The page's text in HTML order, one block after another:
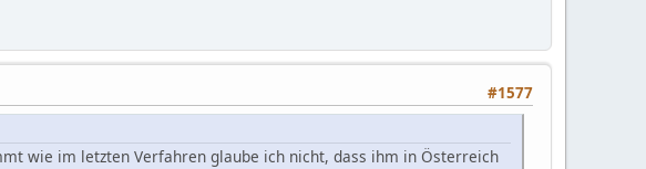
#1577
wie im letzten Verfahren glaube ich nicht, dass ihm in Österreich